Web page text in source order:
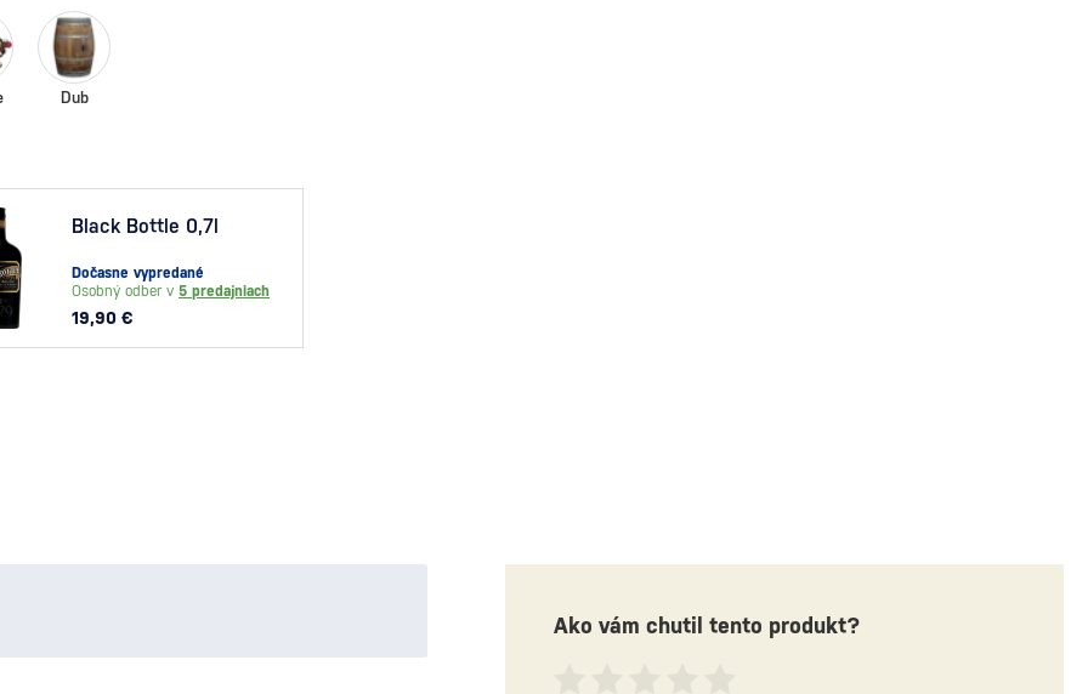
Dub
Black Bottle 0,7l
Dočasne vypredané
Osobný odber v 5 predajniach
19,90 €
Ako vám chutil tento produkt?